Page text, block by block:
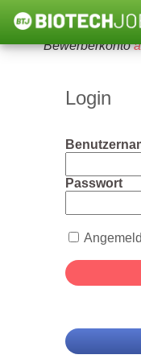
Um diese
Bewerberkonto
Login
Passwort